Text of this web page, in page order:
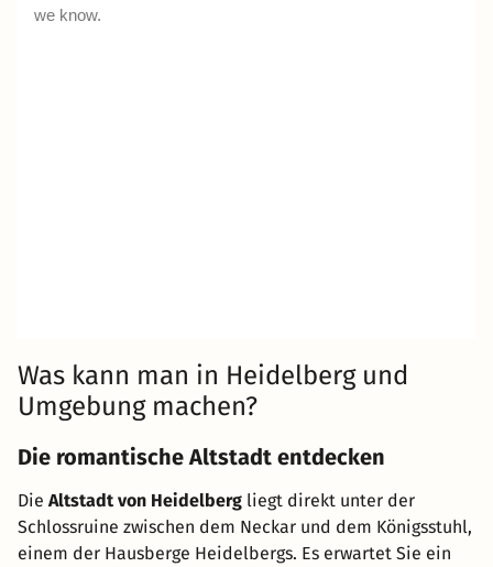
Was kann man in Heidelberg und
Umgebung machen?
Die romantische Altstadt entdecken
Die Altstadt von Heidelberg liegt direkt unter der
Schlossruine zwischen dem Neckar und dem Königsstuhl,
einem der Hausberge Heidelbergs. Es erwartet Sie ein